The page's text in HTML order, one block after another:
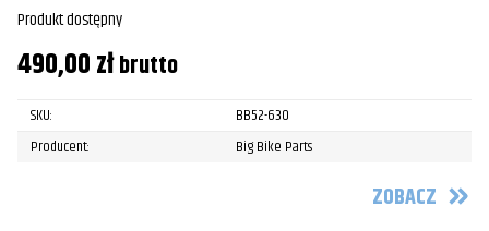
Produkt dostępny
490,00złbrutto
SKU:
BB52-630
Producent:
Big Bike Parts
ZOBACZ